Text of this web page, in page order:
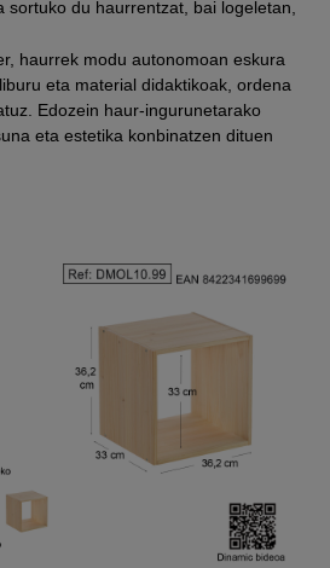
sortuko du haurrentzat, bai logeletan,
haurrek modu autonomoan eskura
eta material didaktikoak, ordena
Edozein haur-ingurunetarako
eta estetika konbinatzen dituen